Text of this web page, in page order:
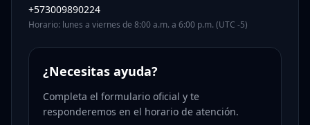
+573009890224
Horario: lunes a viernes de 8:00 a.m. a 6:00 p.m. (UTC -5)
¿Necesitas ayuda?
Completa el formulario oficial y te
responderemos en el horario de atención.